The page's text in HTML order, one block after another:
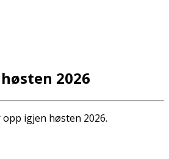
2026
igjen høsten 2026.